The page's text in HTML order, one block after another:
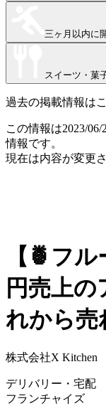
三ヶ月以内に
スイーツ・菓
過去の掲載情報は
この情報は2023/06/
情報です。
現在は内容が変更
【🍍フ
円売上
れから売
株式会社X Kitchen
デリバリー・宅配
フランチャイズ